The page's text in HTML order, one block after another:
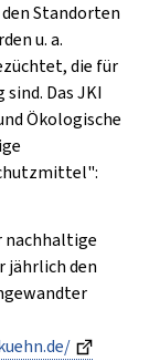
Standorten
u. a.
die für
Das JKI
Ökologische
nachhaltige
jährlich den